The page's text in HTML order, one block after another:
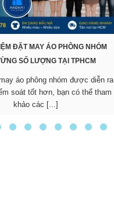
ĐẶT MAY ÁO PHÔNG NHÓM
SỐ LƯỢNG TẠI TPHCM
áo phông nhóm được diễn ra
soát tốt hơn, bạn có thể tham
khảo các [...]